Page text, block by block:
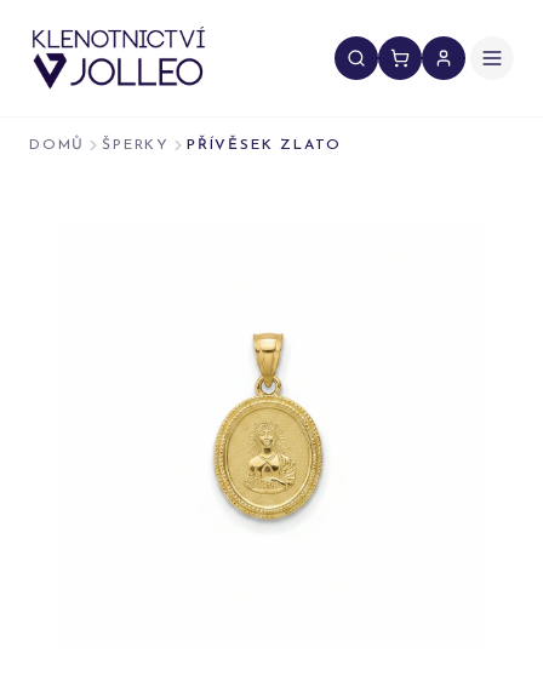
DOMŮ ŠPERKY PŘÍVĚSEK ZLATO